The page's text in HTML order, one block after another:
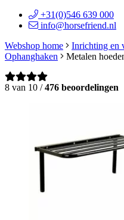
+31(0)546 639 000
info@horsefriend.nl
Webshop home
Inrichting en
Ophanghaken
Metalen
8 van 10 /476 beoordelingen